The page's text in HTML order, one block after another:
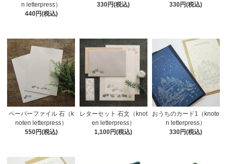
n letterpress）
440円(税込)
330円(税込)
330円(税込)
ペーパーファイル 石（k
noten letterpress）
550円(税込)
レターセット 石文（knot
en letterpress）
1,100円(税込)
おうちのカード1（knote
n letterpress）
330円(税込)